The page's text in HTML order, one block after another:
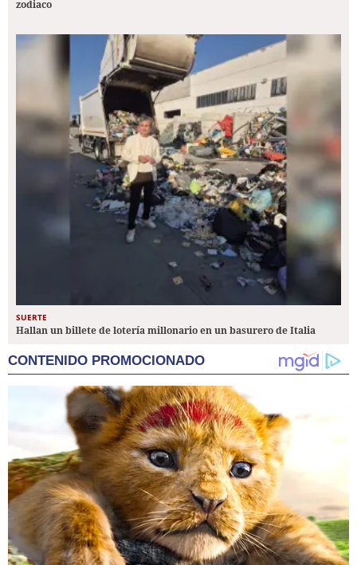
zodiaco
SUERTE
Hallan un billete de lotería millonario en un basurero de Italia
CONTENIDO PROMOCIONADO